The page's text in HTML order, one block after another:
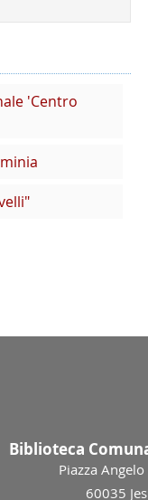
'Centro
Biblioteca
Piazza Angelo
60035